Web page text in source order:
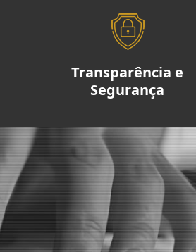
Transparência e
Segurança